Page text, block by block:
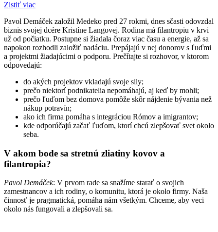
Zistiť viac
Pavol Demáček založil Medeko pred 27 rokmi, dnes sčasti odovzdal
biznis svojej dcére Kristíne Langovej. Rodina má filantropiu v krvi
už od počiatku. Postupne si žiadala čoraz viac času a energie, až sa
napokon rozhodli založiť nadáciu. Prepájajú v nej donorov s ľuďmi
a projektmi žiadajúcimi o podporu. Prečítajte si rozhovor, v ktorom
odpovedajú:
do akých projektov vkladajú svoje sily;
prečo niektorí podnikatelia nepomáhajú, aj keď by mohli;
prečo ľuďom bez domova pomôže skôr nájdenie bývania než
nákup potravín;
ako ich firma pomáha s integráciou Rómov a imigrantov;
kde odporúčajú začať ľuďom, ktorí chcú zlepšovať svet okolo
seba.
V akom bode sa stretnú zliatiny kovov a
filantropia?
Pavol Demáček: V prvom rade sa snažíme starať o svojich
zamestnancov a ich rodiny, o komunitu, ktorá je okolo firmy. Naša
činnosť je pragmatická, pomáha nám všetkým. Chceme, aby veci
okolo nás fungovali a zlepšovali sa.